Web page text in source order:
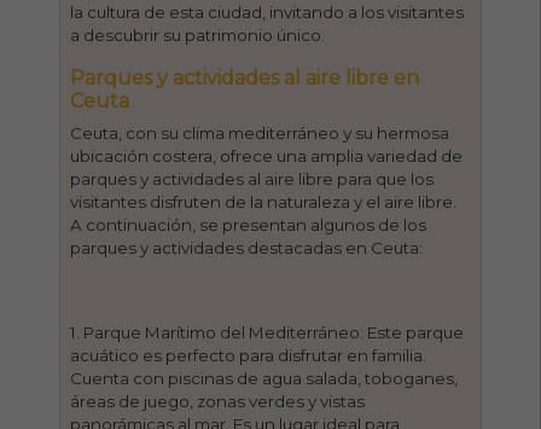
la cultura de esta ciudad, invitando a los visitantes
a descubrir su patrimonio único.
Parques y actividades al aire libre en
Ceuta
Ceuta, con su clima mediterráneo y su hermosa
ubicación costera, ofrece una amplia variedad de
parques y actividades al aire libre para que los
visitantes disfruten de la naturaleza y el aire libre.
A continuación, se presentan algunos de los
parques y actividades destacadas en Ceuta:
1. Parque Marítimo del Mediterráneo: Este parque
acuático es perfecto para disfrutar en familia.
Cuenta con piscinas de agua salada, toboganes,
áreas de juego, zonas verdes y vistas
panorámicas al mar. Es un lugar ideal para